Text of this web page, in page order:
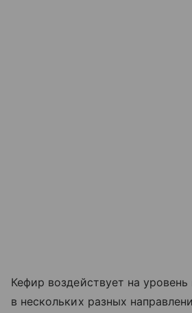
Кефир воздействует на
в нескольких разных